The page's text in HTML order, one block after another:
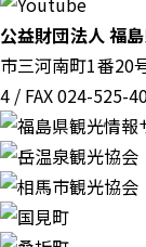
公益財団法人 福
市三河南町1番
4 / FAX 024-525-